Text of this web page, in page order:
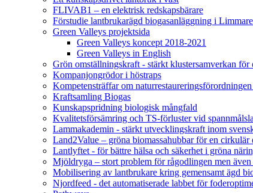
FLIVAB1 – en elektrisk redskapsbärare
Förstudie lantbrukarägd biogasanläggning i
Green Valleys projektsida
Green Valleys koncept 2018-2021
Green Valleys in English
Grön omställningskraft - stärkt klustersamverkan
Kompanjongrödor i höstraps
Kompetensträffar om
Kraftsamling Biogas
Kunskapspridning biologisk mångfald
Kvalitetsförsämring och TS-förluster vid
Lammakademin - stärkt utvecklingskraft inom
Land2Value – gröna biomassahubbar för en cirkulär
Lantlyftet - för bättre hälsa och säkerhet i gröna
Mjöldryga – stort problem för rågodlingen men även
Mobilisering av lantbrukare kring gemensamt
Njordfeed - det automatiserade labbet för